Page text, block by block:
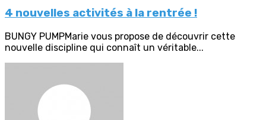
4 nouvelles activités à la rentrée !
BUNGY PUMPMarie vous propose de découvrir cette
nouvelle discipline qui connaît un véritable...